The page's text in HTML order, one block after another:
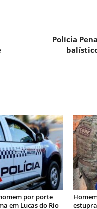
Polícia
por porte
em Lucas do Rio